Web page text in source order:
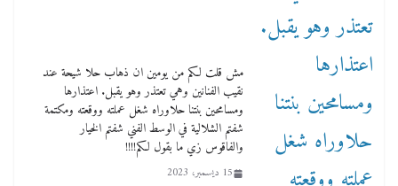
مش قلت لكم من يومين ان ذهاب حلا شيحة عند
نقيب الفنانين وهي تعتذر وهو يقبل. اعتذارها
ومسامحين بنتنا حلاوراه شغل عملته ووقعته ومكتمة
شفتم الشلالية في الوسط الفني شفتم الخيار
والفاقوس زي ما بقول لكم!!!!
15 ديسمبر، 2023